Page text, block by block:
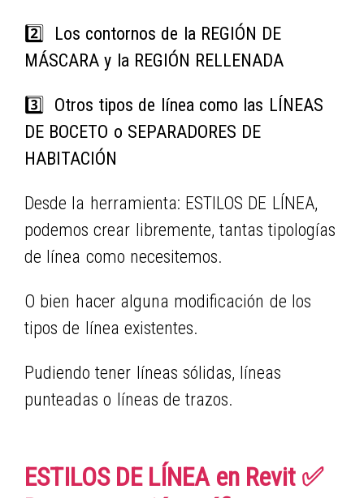
2️⃣ Los contornos de la REGIÓN DE
MÁSCARA y la REGIÓN RELLENADA
3️⃣ Otros tipos de línea como las LÍNEAS
DE BOCETO o SEPARADORES DE
HABITACIÓN
Desde la herramienta: ESTILOS DE LÍNEA,
podemos crear libremente, tantas tipologías
de línea como necesitemos.
O bien hacer alguna modificación de los
tipos de línea existentes.
Pudiendo tener líneas sólidas, líneas
punteadas o líneas de trazos.
ESTILOS DE LÍNEA en Revit ✅